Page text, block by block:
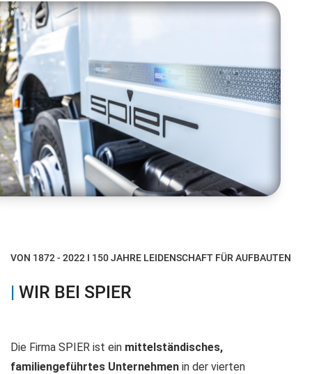
VON 1872 - 2022 I 150 JAHRE LEIDENSCHAFT FÜR AUFBAUTEN
| WIR BEI SPIER
Die Firma SPIER ist ein mittelständisches,
familiengeführtes Unternehmen in der vierten